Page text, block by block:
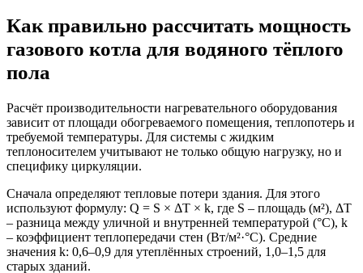
Как правильно рассчитать мощность
газового котла для водяного тёплого
пола
Расчёт производительности нагревательного оборудования
зависит от площади обогреваемого помещения, теплопотерь и
требуемой температуры. Для системы с жидким
теплоносителем учитывают не только общую нагрузку, но и
специфику циркуляции.
Сначала определяют тепловые потери здания. Для этого
используют формулу: Q = S × ΔT × k, где S – площадь (м²), ΔT
– разница между уличной и внутренней температурой (°C), k
– коэффициент теплопередачи стен (Вт/м²·°C). Средние
значения k: 0,6–0,9 для утеплённых строений, 1,0–1,5 для
старых зданий.